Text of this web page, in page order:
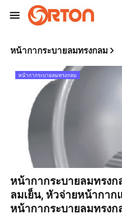
หน้ากากระบายลมทรงกลม
หน้ากากระบายลมทรงกลม
หน้ากากระบายลมทรง
ลมเย็น, หัวจ่ายหน้ากาก
หน้ากากระบายลมทรงก